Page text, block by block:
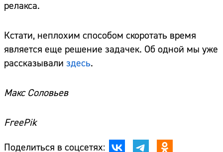
релакса.
Кстати, неплохим способом скоротать время
является еще решение задачек. Об одной мы уже
рассказывали здесь.
Макс Соловьев
FreePik
Поделиться в соцсетях: